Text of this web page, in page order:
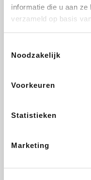
informatie die u aan
verzameld op basis
Noodzakelijk
Voorkeuren
Statistieken
Marketing
Sarenza
CheapTickets.be